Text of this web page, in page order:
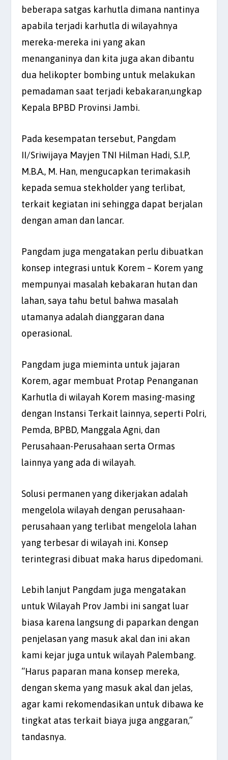
beberapa satgas karhutla dimana nantinya
apabila terjadi karhutla di wilayahnya
mereka-mereka ini yang akan
menanganinya dan kita juga akan dibantu
dua helikopter bombing untuk melakukan
pemadaman saat terjadi kebakaran,ungkap
Kepala BPBD Provinsi Jambi.
Pada kesempatan tersebut, Pangdam
II/Sriwijaya Mayjen TNI Hilman Hadi, S.I.P,
M.B.A., M. Han, mengucapkan terimakasih
kepada semua stekholder yang terlibat,
terkait kegiatan ini sehingga dapat berjalan
dengan aman dan lancar.
Pangdam juga mengatakan perlu dibuatkan
konsep integrasi untuk Korem – Korem yang
mempunyai masalah kebakaran hutan dan
lahan, saya tahu betul bahwa masalah
utamanya adalah dianggaran dana
operasional.
Pangdam juga mieminta untuk jajaran
Korem, agar membuat Protap Penanganan
Karhutla di wilayah Korem masing-masing
dengan Instansi Terkait lainnya, seperti Polri,
Pemda, BPBD, Manggala Agni, dan
Perusahaan-Perusahaan serta Ormas
lainnya yang ada di wilayah.
Solusi permanen yang dikerjakan adalah
mengelola wilayah dengan perusahaan-
perusahaan yang terlibat mengelola lahan
yang terbesar di wilayah ini. Konsep
terintegrasi dibuat maka harus dipedomani.
Lebih lanjut Pangdam juga mengatakan
untuk Wilayah Prov Jambi ini sangat luar
biasa karena langsung di paparkan dengan
penjelasan yang masuk akal dan ini akan
kami kejar juga untuk wilayah Palembang.
“Harus paparan mana konsep mereka,
dengan skema yang masuk akal dan jelas,
agar kami rekomendasikan untuk dibawa ke
tingkat atas terkait biaya juga anggaran,”
tandasnya.